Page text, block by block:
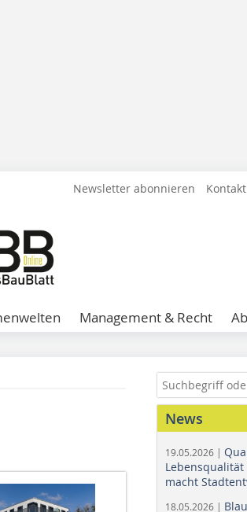
Newsletter abonnieren
Management & Recht
News
19.05.2026 |
macht
18.05.2026 |